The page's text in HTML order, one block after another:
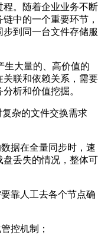
。随着企业业务不断
中的一个重要环节，
到同一台文件存储服
生大量的、高价值的
联和依赖关系，需要
析和价值挖掘。
复杂的文件交换需求
据在全量同步时，速
盘丢失的情况，整体可
靠人工去各个节点确
控机制；